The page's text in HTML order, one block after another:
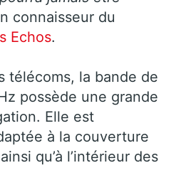
connaisseur du
Echos.
télécoms, la bande de
possède une grande
Elle est
à la couverture
qu’à l’intérieur des